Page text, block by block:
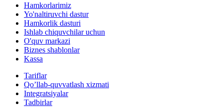
Hamkorlarimiz
Yo'naltiruvchi dastur
Hamkorlik dasturi
Ishlab chiquvchilar uchun
O'quv markazi
Biznes shablonlar
Kassa
Tariflar
Qo’llab-quvvatlash xizmati
Integratsiyalar
Tadbirlar